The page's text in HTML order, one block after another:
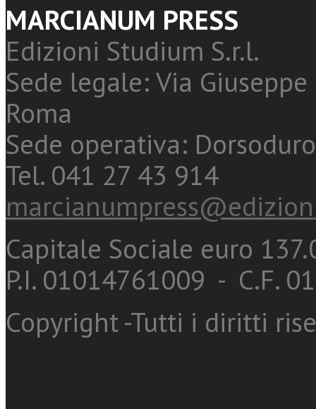
MARCIANUM PRESS
Edizioni Studium S.r.l.
Sede legale: Via
Roma
Sede operativa:
Tel. 041 27 43 914
Capitale Sociale euro
P.I. 01014761009 - C.F.
Copyright -Tutti i diritti